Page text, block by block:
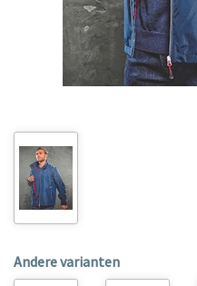
Andere varianten